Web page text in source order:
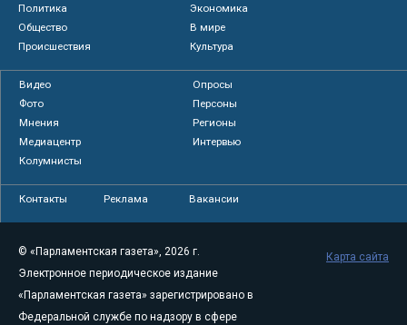
Политика
Экономика
Общество
В мире
Происшествия
Культура
Видео
Опросы
Фото
Персоны
Мнения
Регионы
Медиацентр
Интервью
Колумнисты
Контакты Реклама Вакансии
© «Парламентская газета», 2026 г.
Электронное периодическое издание
«Парламентская газета» зарегистрировано в
Федеральной службе по надзору в сфере
Карта сайта